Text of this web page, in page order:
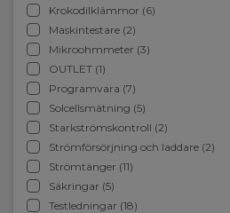
Krokodilklämmor (6)
Maskintestare (2)
Mikroohmmeter (3)
OUTLET (1)
Programvara (7)
Solcellsmätning (5)
Starkströmskontroll (2)
Strömförsörjning och laddare (2)
Strömtänger (11)
Säkringar (5)
Testledningar (18)